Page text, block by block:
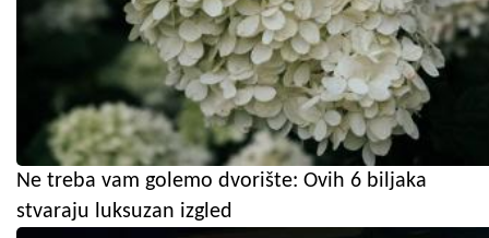
Ne treba vam golemo dvorište: Ovih 6 biljaka
stvaraju luksuzan izgled